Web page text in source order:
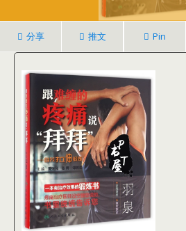
分享 推文 Pin